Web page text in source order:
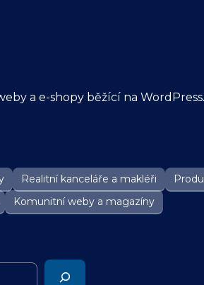
a e-shopy běžící na WordPress.
Realitní kanceláře a makléři
Komunitní weby a magazíny